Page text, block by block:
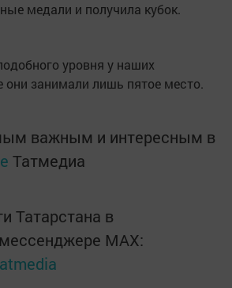
медали и получила кубок.
уровня у наших
они занимали лишь пятое место.
важным и интересным в
Татмедиа
Татарстана в
MАХ: